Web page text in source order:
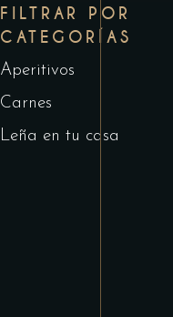
FILTRAR POR
CATEGORÍAS
Aperitivos
Carnes
Leña en tu casa